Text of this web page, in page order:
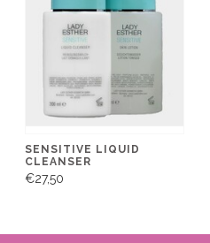
SENSITIVE LIQUID
CLEANSER
€27,50